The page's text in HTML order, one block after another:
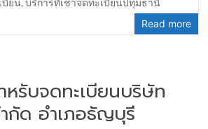
บียน,บริการที่เช่าจดทะเบียนปทุมธานี
Read more
หรับจดทะเบียนบริษัท
กัด อำเภอธัญบุรี